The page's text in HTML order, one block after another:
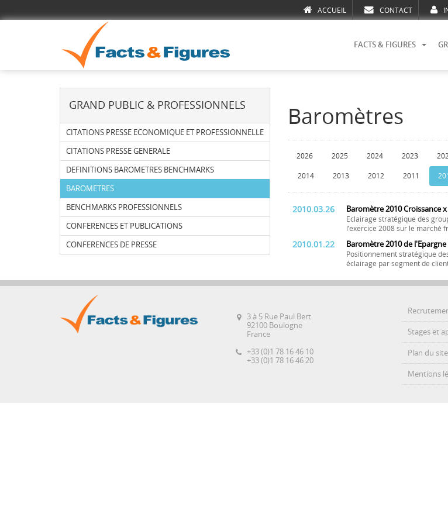
ACCUEIL CONTACT
FACTS & FIGURES
GRAND PUBLIC & PROFESSIONNELS
CITATIONS PRESSE ECONOMIQUE ET PROFESSIONNELLE
CITATIONS PRESSE GENERALE
DEFINITIONS BAROMETRES BENCHMARKS
BAROMETRES
BENCHMARKS PROFESSIONNELS
CONFERENCES ET PUBLICATIONS
CONFERENCES DE PRESSE
Baromètres
2026 2025 2024 2023
2014 2013 2012 2011
2010.03.26 Baromètre 2010 Croissance
Eclairage stratégique des
l’exercice 2008 sur le
2010.01.22 Baromètre 2010 de
Positionnement stratégique
éclairage par segment de
3 à 5 Rue Paul Bert
92100 Boulogne
France
+33 (0)1 78 16 46 10
+33 (0)1 78 16 46 20
Stages et
Plan du site
Mentions